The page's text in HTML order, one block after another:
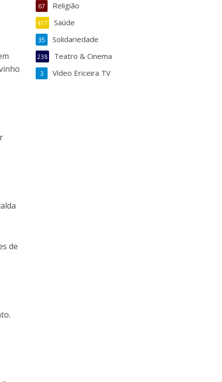
de
Religião
67
Saúde
417
Solidariedade
35
Teatro & Cinema
238
Vídeo Ericeira TV
3